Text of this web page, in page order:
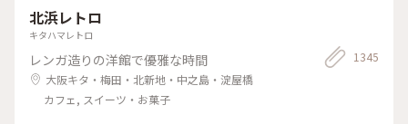
北浜レトロ
キタハマレトロ
レンガ造りの洋館で優雅な時間
大阪キタ・梅田・北新地・中之島・淀屋橋
カフェ, スイーツ・お菓子
1345